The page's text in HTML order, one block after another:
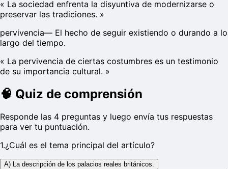
« La sociedad enfrenta la disyuntiva de modernizarse o
preservar las tradiciones. »
pervivencia— El hecho de seguir existiendo o durando a lo
largo del tiempo.
« La pervivencia de ciertas costumbres es un testimonio
de su importancia cultural. »
🧠 Quiz de comprensión
Responde las 4 preguntas y luego envía tus respuestas
para ver tu puntuación.
1.¿Cuál es el tema principal del artículo?
A) La descripción de los palacios reales británicos.